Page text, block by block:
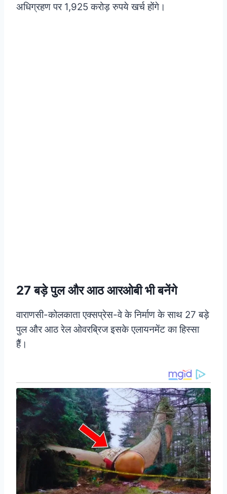
अधिग्रहण पर 1,925 करोड़ रुपये खर्च होंगे।
27 बड़े पुल और आठ आरओबी भी बनेंगे
वाराणसी-कोलकाता एक्सप्रेस-वे के निर्माण के साथ 27 बड़े
पुल और आठ रेल ओवरब्रिज इसके एलायनमेंट का हिस्सा
हैैं।